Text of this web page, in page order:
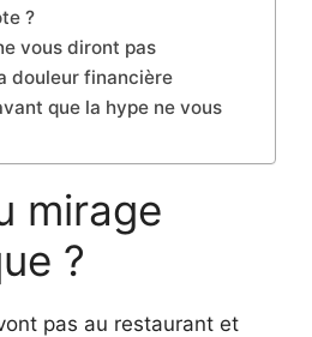
?
vous diront pas
douleur financière
que la hype ne vous
mirage
?
pas au restaurant et